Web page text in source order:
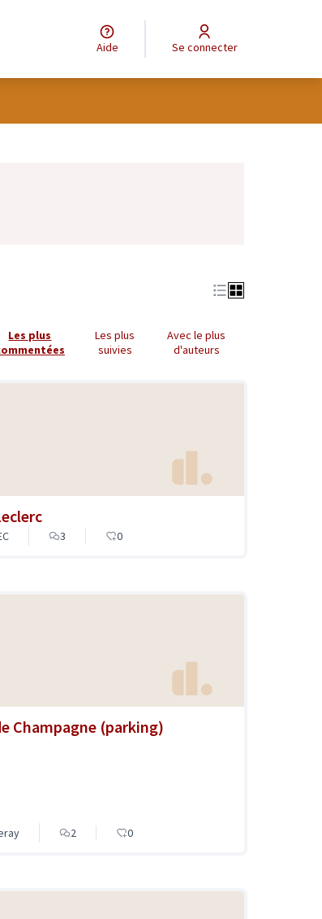
Aide Se connecter
Les plus
Les plus
suivies
Avec le plus
d'auteurs
3 0
Champagne (parking)
2 0